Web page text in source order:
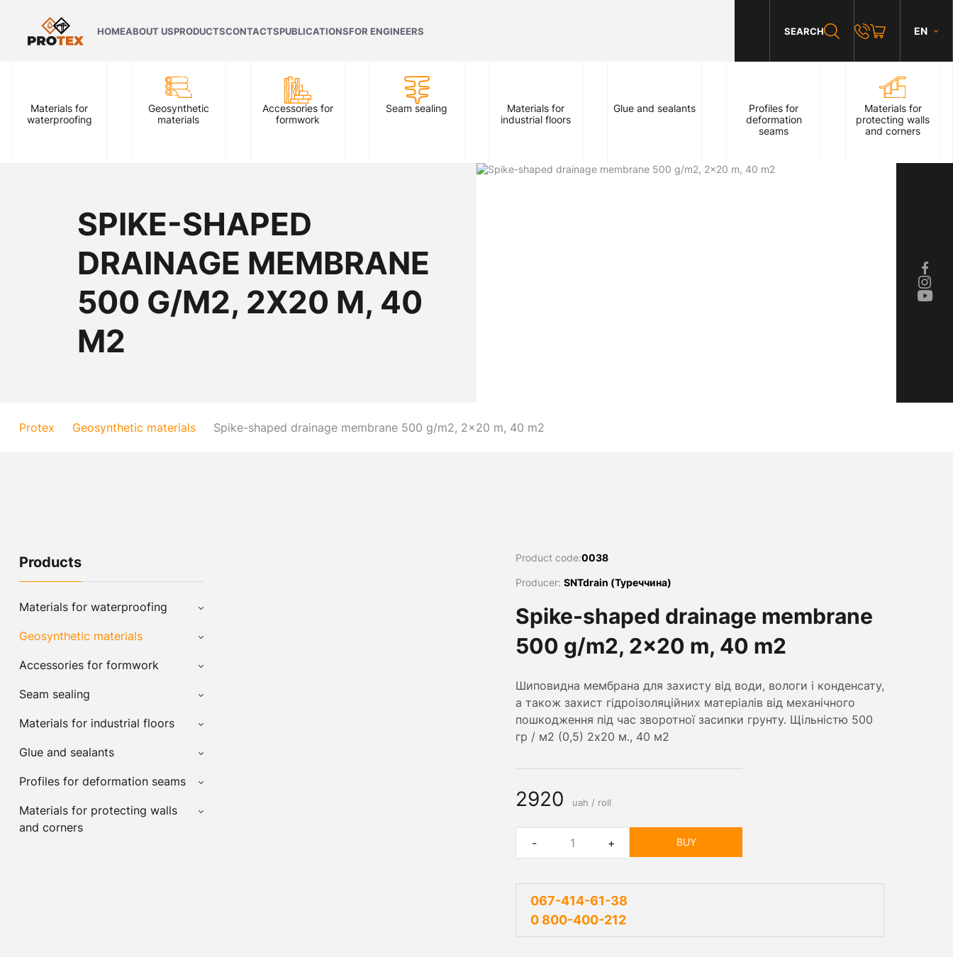
HOMEABOUT USPRODUCTSCONTACTSPUBLICATIONSFOR ENGINEERS SEARCH EN
Materials for
waterproofing
Geosynthetic
materials
Accessories for
formwork
Seam sealing
Materials for
industrial floors
Glue and sealants
Profiles for
deformation
seams
Materials for
protecting walls
and corners
SPIKE-SHAPED
DRAINAGE MEMBRANE
500 G/M2, 2X20 M, 40
M2
Protex Geosynthetic materials Spike-shaped drainage membrane 500 g/m2, 2x20 m, 40 m2
Product code:0038
Producer: SNTdrain (Туреччина)
Spike-shaped drainage membrane
500 g/m2, 2x20 m, 40 m2
Шиповидна мембрана для захисту від води, вологи і конденсату,
а також захист гідроізоляційних матеріалів від механічного
пошкодження під час зворотної засипки грунту. Щільністю 500
гр / м2 (0,5) 2х20 м., 40 м2
2920 uah / roll
- + BUY
067-414-61-38
0 800-400-212
Products
Materials for waterproofing
Geosynthetic materials
Accessories for formwork
Seam sealing
Materials for industrial floors
Glue and sealants
Profiles for deformation seams
Materials for protecting walls
and corners